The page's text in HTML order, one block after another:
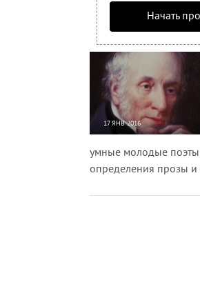
Начать
17 ЯНВ 2016
умные молодые
определения прозы и